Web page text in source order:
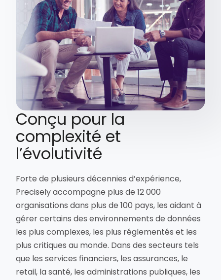
Conçu pour la
complexité et
l’évolutivité
Forte de plusieurs décennies d’expérience,
Precisely accompagne plus de 12 000
organisations dans plus de 100 pays, les aidant à
gérer certains des environnements de données
les plus complexes, les plus réglementés et les
plus critiques au monde. Dans des secteurs tels
que les services financiers, les assurances, le
retail, la santé, les administrations publiques, les